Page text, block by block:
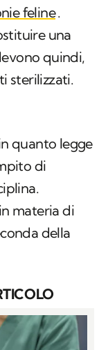
feline.
una
quindi,
sterilizzati.
quanto legge
di
materia di
della